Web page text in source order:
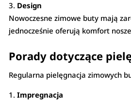
Design
Nowoczesne zimowe buty mają
jednocześnie oferują komfort
Porady dotyczące
Regularna pielęgnacja zimowych
Impregnacja